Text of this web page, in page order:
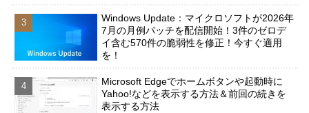
Windows Update：マイクロソフトが2026年
7月の月例パッチを配信開始！3件のゼロデ
イ含む570件の脆弱性を修正！今すぐ適用
を！
Microsoft Edgeでホームボタンや起動時に
Yahoo!などを表示する方法＆前回の続きを
表示する方法